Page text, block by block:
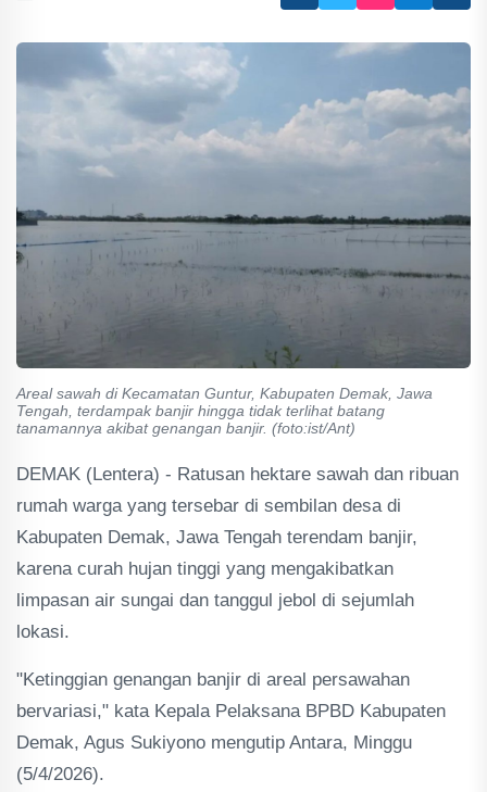
Areal sawah di Kecamatan Guntur, Kabupaten Demak, Jawa
Tengah, terdampak banjir hingga tidak terlihat batang
tanamannya akibat genangan banjir. (foto:ist/Ant)
DEMAK (Lentera) - Ratusan hektare sawah dan ribuan
rumah warga yang tersebar di sembilan desa di
Kabupaten Demak, Jawa Tengah terendam banjir,
karena curah hujan tinggi yang mengakibatkan
limpasan air sungai dan tanggul jebol di sejumlah
lokasi.
"Ketinggian genangan banjir di areal persawahan
bervariasi," kata Kepala Pelaksana BPBD Kabupaten
Demak, Agus Sukiyono mengutip Antara, Minggu
(5/4/2026).